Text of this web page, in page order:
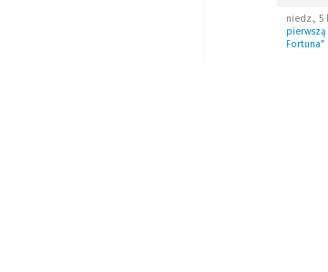
niedz., 5
pierwszą
Fortuna”